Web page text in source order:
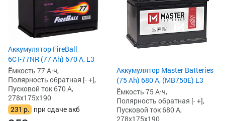
Аккумулятор FireBall
6СТ-77NR (77 Ah) 670 А, L3
Ёмкость 77 А·ч,
Полярность обратная [- +],
Пусковой ток 670 А,
278x175x190
231 р. при сдаче акб
Аккумулятор Master Batteries
(75 Ah) 680 А, (MB750E) L3
Ёмкость 75 А·ч,
Полярность обратная [- +],
Пусковой ток 680 А,
278x175x190